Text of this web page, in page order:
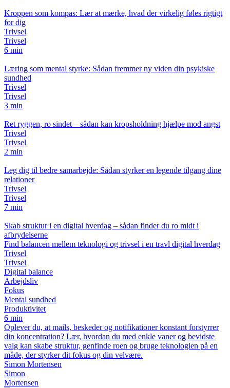
Kroppen som kompas: Lær at mærke, hvad der virkelig føles rigtigt
for dig
Trivsel
Trivsel
6 min
Læring som mental styrke: Sådan fremmer ny viden din psykiske
sundhed
Trivsel
Trivsel
3 min
Ret ryggen, ro sindet – sådan kan kropsholdning hjælpe mod angst
Trivsel
Trivsel
2 min
Leg dig til bedre samarbejde: Sådan styrker en legende tilgang dine
relationer
Trivsel
Trivsel
7 min
Skab struktur i en digital hverdag – sådan finder du ro midt i
afbrydelserne
Find balancen mellem teknologi og trivsel i en travl digital hverdag
Trivsel
Trivsel
Digital balance
Arbejdsliv
Fokus
Mental sundhed
Produktivitet
6 min
Oplever du, at mails, beskeder og notifikationer konstant forstyrrer
din koncentration? Lær, hvordan du med enkle vaner og bevidste
valg kan skabe struktur, genfinde roen og bruge teknologien på en
måde, der styrker dit fokus og din velvære.
Simon Mortensen
Simon
Mortensen